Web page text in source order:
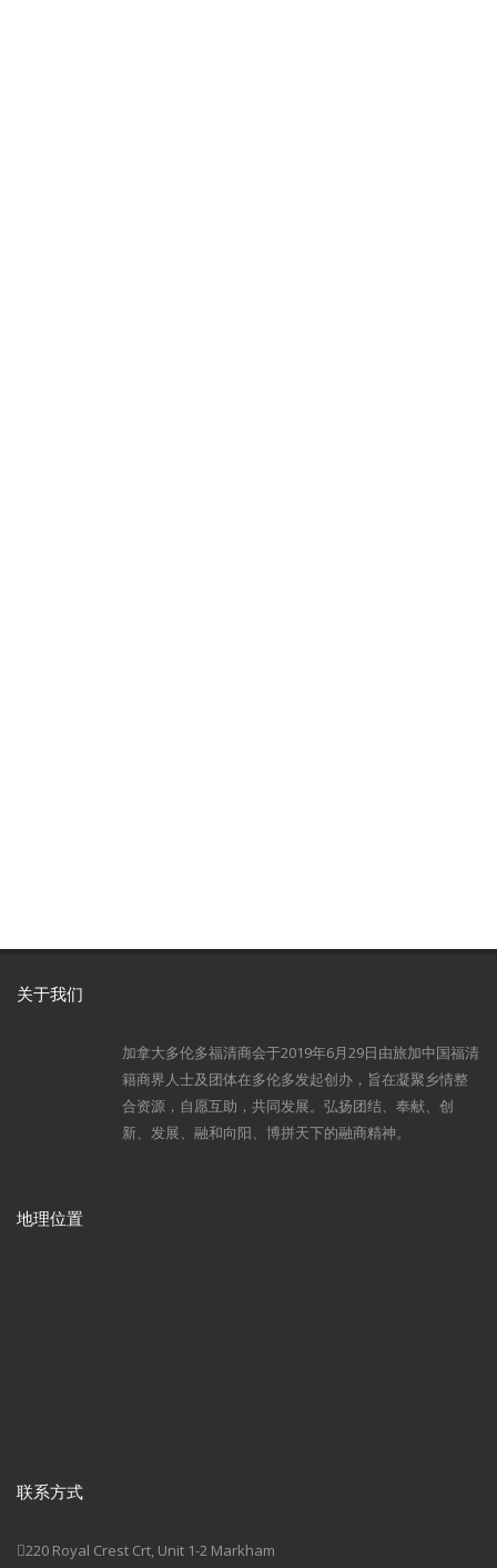
关于我们
加拿大多伦多福清商会于2019年6月29日由旅加中国福清
籍商界人士及团体在多伦多发起创办，旨在凝聚乡情整
合资源，自愿互助，共同发展。弘扬团结、奉献、创
新、发展、融和向阳、博拼天下的融商精神。
地理位置
联系方式
220 Royal Crest Crt, Unit 1-2 Markham